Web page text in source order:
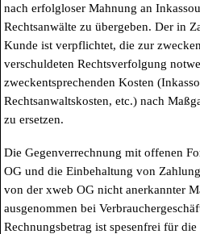
nach erfolgloser Mahnung an
Rechtsanwälte zu übergeben. Der in
Kunde ist verpflichtet, die zur
verschuldeten Rechtsverfolgung
zweckentsprechenden Kosten
Rechtsanwaltskosten, etc.) nach
zu ersetzen.
Die Gegenverrechnung mit offenen
OG und die Einbehaltung von
von der xweb OG nicht anerkannter
ausgenommen bei
Rechnungsbetrag ist spesenfrei für